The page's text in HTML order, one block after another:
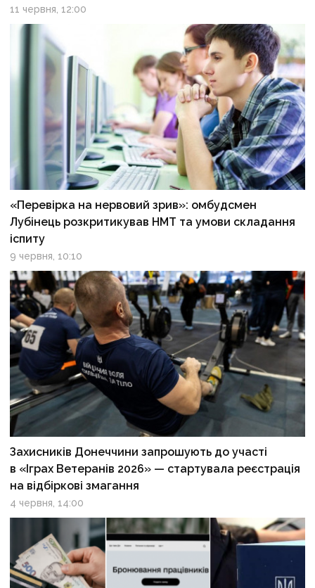
11 червня, 12:00
«Перевірка на нервовий зрив»: омбудсмен
Лубінець розкритикував НМТ та умови складання
іспиту
9 червня, 10:10
Захисників Донеччини запрошують до участі
в «Іграх Ветеранів 2026» — стартувала реєстрація
на відбіркові змагання
4 червня, 14:00